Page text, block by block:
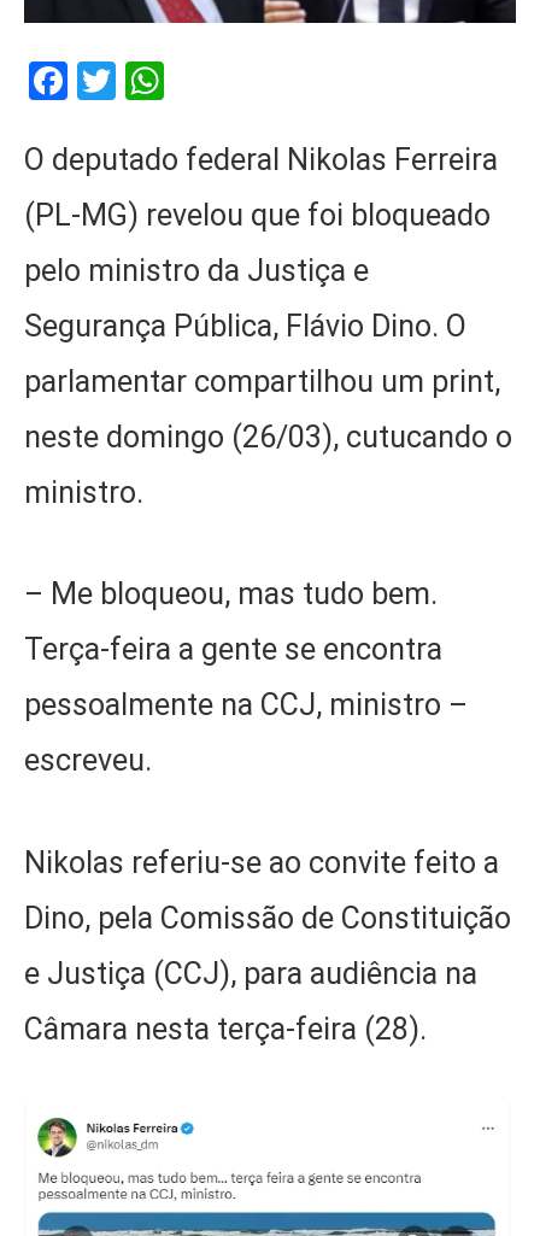
Facebook
Twitter
O deputado federal Nikolas Ferreira
(PL-MG) revelou que foi bloqueado
pelo ministro da Justiça e
Segurança Pública, Flávio Dino. O
parlamentar compartilhou um print,
neste domingo (26/03), cutucando o
ministro.
– Me bloqueou, mas tudo bem.
Terça-feira a gente se encontra
pessoalmente na CCJ, ministro –
escreveu.
Nikolas referiu-se ao convite feito a
Dino, pela Comissão de Constituição
e Justiça (CCJ), para audiência na
Câmara nesta terça-feira (28).